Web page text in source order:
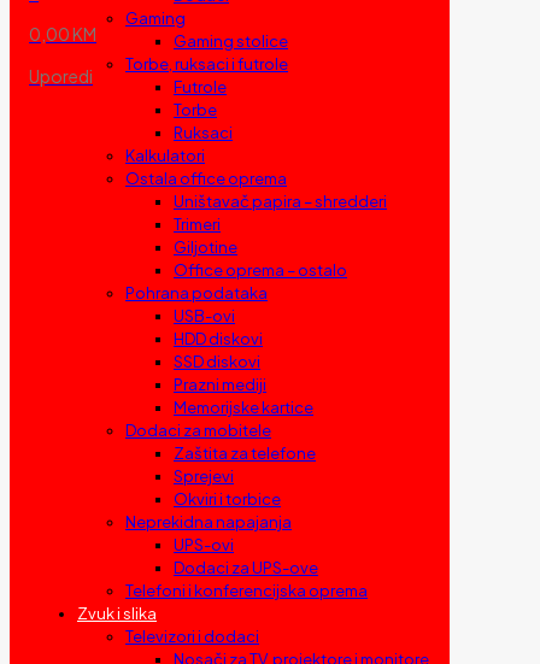
0,00 KM
Uporedi
Gaming
Gaming stolice
Torbe, ruksaci i futrole
Futrole
Torbe
Ruksaci
Kalkulatori
Ostala office oprema
Uništavač papira – shredderi
Trimeri
Giljotine
Office oprema – ostalo
Pohrana podataka
USB-ovi
HDD diskovi
SSD diskovi
Prazni mediji
Memorijske kartice
Dodaci za mobitele
Zaštita za telefone
Sprejevi
Okviri i torbice
Neprekidna napajanja
UPS-ovi
Dodaci za UPS-ove
Telefoni i konferencijska oprema
Zvuk i slika
Televizori i dodaci
Nosači za TV, projektore i monitore